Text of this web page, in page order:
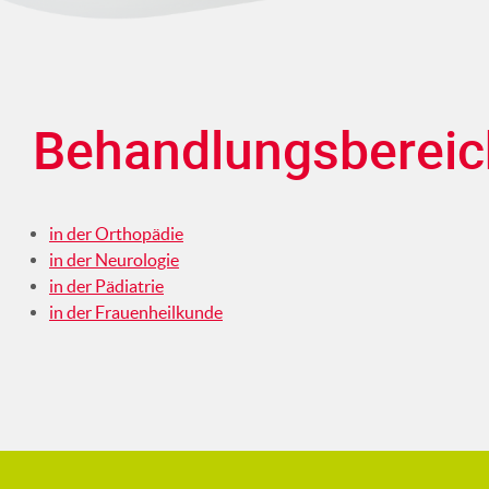
in der Orthopädie
in der Neurologie
in der Pädiatrie
in der Frauenheilkunde